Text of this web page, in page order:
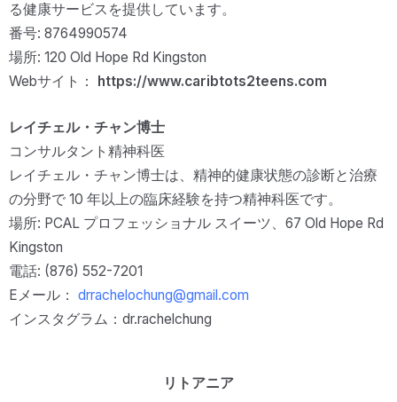
る健康サービスを提供しています。
番号: 8764990574
場所: 120 Old Hope Rd Kingston
Webサイト：
https://www.caribtots2teens.com
レイチェル・チャン博士
コンサルタント精神科医
レイチェル・チャン博士は、精神的健康状態の診断と治療
の分野で 10 年以上の臨床経験を持つ精神科医です。
場所: PCAL プロフェッショナル スイーツ、67 Old Hope Rd
Kingston
電話: (876) 552-7201
Eメール： drrachelochung@gmail.com
インスタグラム：dr.rachelchung
リトアニア